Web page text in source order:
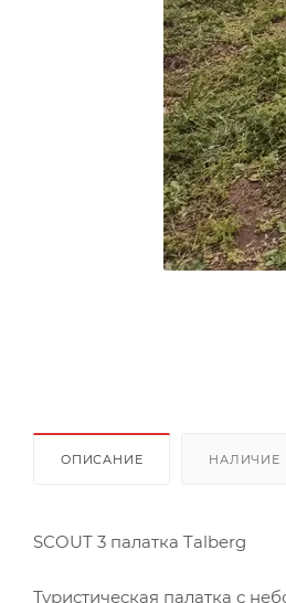
ОПИСАНИЕ НАЛИЧИЕ
SCOUT 3 палатка Talberg
Туристическая палатка с